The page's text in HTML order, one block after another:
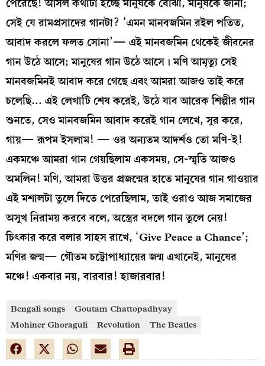
পেরেছে! আসল কথাটা হচ্ছে মানুষকে বোঝা, মানুষকে জানা;
সেই যে রামপ্রসাদের গানটা? ‘এমন মানবজমিন রইল পতিত,
আবাদ করলে ফলত সোনা’— এই মানবজমিন থেকেই জীবনের
গান উঠে আসে; মানুষের গান উঠে আসে। মণি আমৃত্যু সেই
মানবজমিনই আবাদ করে গেছে এবং আমরা আজও তাই করে
চলেছি… এই লেখাটি শেষ করেই, উঠে যাব আরেক শিল্পীর গান
শুনতে, সেও মানবজমিন আবাদ করেই গান লেখে, সুর করে,
গায়— রূপম ইসলাম! — ওর অন্যতম আদর্শও তো মণি-ই!
একমঞ্চে আমরা গান গেয়ছিলাম একসময়, সে-স্মৃতি আজও
অমলিন! মণি, আমরা উত্তর প্রজন্মের হাতে মানুষের গান গাওয়ার
এই মশালটা তুলে দিতে পেরেছিলাম, তাই ওরাও আজ সমাজের
অসুখ নিরাময় করবে বলে, অস্ত্রের বদলে গান তুলে নেয়!
চিৎকার করে বলার সাহস রাখে, ‘Give Peace a Chance’;
মণির জন্ম— গৌতম চট্টোপাধ্যায়ের জন্ম এখানেই, মানুষের
মঞ্চে! একবার নয়, বারবার! হাজারবার!
Bengali songs
Goutam Chattopadhyay
Mohiner Ghoraguli
Revolution The Beatles